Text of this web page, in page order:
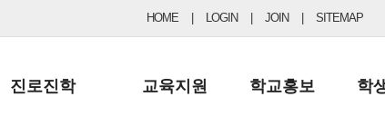
HOME LOGIN JOIN SITEMAP
진로진학 교육지원 학교홍보 학